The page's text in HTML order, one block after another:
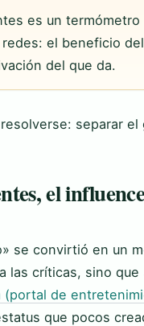
es un
el beneficio
del que da.
separar
el
se convirtió en un
las críticas, sino
(portal de
que pocos